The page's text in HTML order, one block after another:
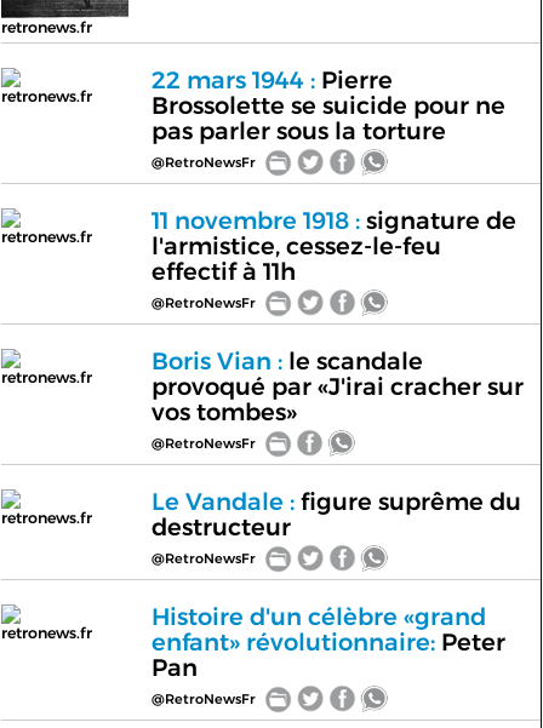
retronews.fr
retronews.fr
22 mars 1944 :Pierre
Brossolette se suicide pour ne
pas parler sous la torture
@RetroNewsFr
retronews.fr
11 novembre 1918 :signature de
l'armistice, cessez-le-feu
effectif à 11h
@RetroNewsFr
retronews.fr
Boris Vian :le scandale
provoqué par «J'irai cracher sur
vos tombes»
@RetroNewsFr
retronews.fr
Le Vandale :figure suprême du
destructeur
@RetroNewsFr
retronews.fr
Histoire d'un célèbre «grand
enfant» révolutionnaire:Peter
Pan
@RetroNewsFr